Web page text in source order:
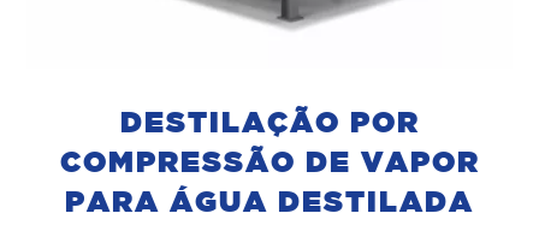
DESTILAÇÃO POR
COMPRESSÃO DE VAPOR
PARA ÁGUA DESTILADA